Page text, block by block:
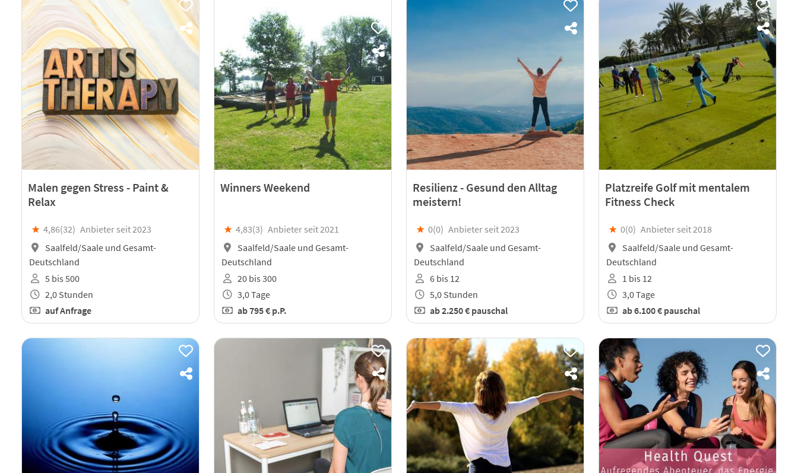
Malen gegen Stress - Paint &
Relax
★ 4,86(32) Anbieter seit 2023
Saalfeld/Saale und Gesamt-
Deutschland
5 bis 500
2,0 Stunden
auf Anfrage
Winners Weekend
★ 4,83(3) Anbieter seit 2021
Saalfeld/Saale und Gesamt-
Deutschland
20 bis 300
3,0 Tage
ab795 € p.P.
Resilienz - Gesund den Alltag
meistern!
★ 0(0) Anbieter seit 2023
Saalfeld/Saale und Gesamt-
Deutschland
6 bis 12
5,0 Stunden
ab2.250 € pauschal
Platzreife Golf mit mentalem
Fitness Check
★ 0(0) Anbieter seit 2018
Saalfeld/Saale und Gesamt-
Deutschland
1 bis 12
3,0 Tage
ab6.100 € pauschal